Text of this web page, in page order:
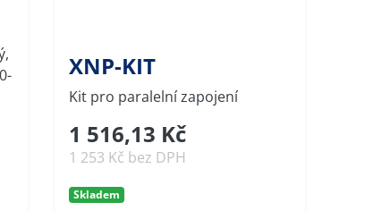
XNP-KIT
Kit pro paralelní zapojení
1 516,13 Kč
1 253 Kč bez DPH
Skladem